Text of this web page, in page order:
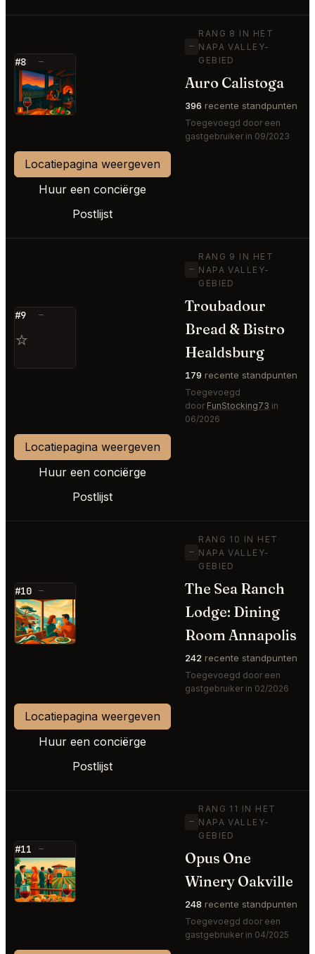
#8 —
⭐
—
RANG 8 IN HET
NAPA VALLEY-
GEBIED
Auro Calistoga
396 recente standpunten
Toegevoegd door een
gastgebruiker in 09/2023
Locatiepagina weergeven
Huur een conciërge
Postlijst
#9 —
⭐
—
RANG 9 IN HET
NAPA VALLEY-
GEBIED
Troubadour
Bread & Bistro
Healdsburg
179 recente standpunten
Toegevoegd
door FunStocking73 in
06/2026
Locatiepagina weergeven
Huur een conciërge
Postlijst
#10 —
⭐
—
RANG 10 IN HET
NAPA VALLEY-
GEBIED
The Sea Ranch
Lodge: Dining
Room Annapolis
242 recente standpunten
Toegevoegd door een
gastgebruiker in 02/2026
Locatiepagina weergeven
Huur een conciërge
Postlijst
#11 —
⭐
—
RANG 11 IN HET
NAPA VALLEY-
GEBIED
Opus One
Winery Oakville
248 recente standpunten
Toegevoegd door een
gastgebruiker in 04/2025